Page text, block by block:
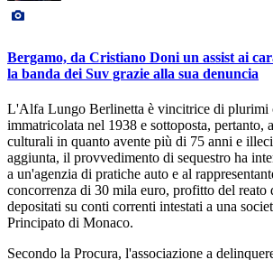
Bergamo, da Cristiano Doni un assist ai
la banda dei Suv grazie alla sua denuncia
L'Alfa Lungo Berlinetta è vincitrice di plurimi
immatricolata nel 1938 e sottoposta, pertanto,
culturali in quanto avente più di 75 anni e
aggiunta, il provvedimento di sequestro ha
a un'agenzia di pratiche auto e al
concorrenza di 30 mila euro, profitto del reato
depositati su conti correnti intestati a una
Principato di Monaco.
Secondo la Procura, l'associazione a